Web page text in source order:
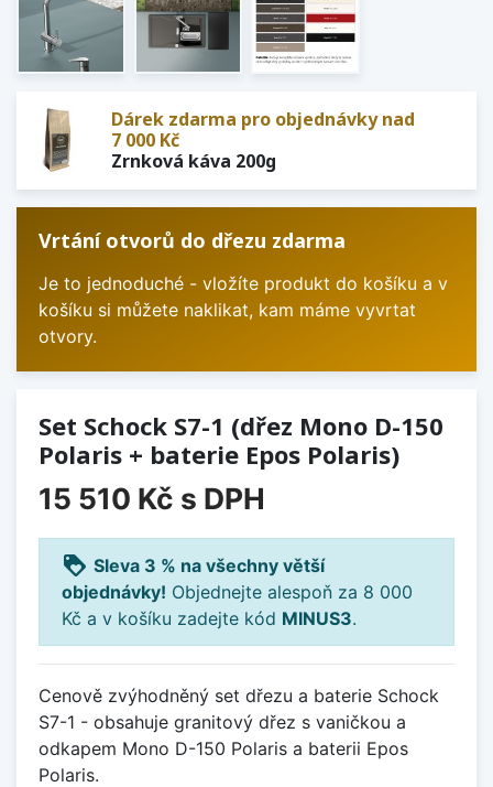
Dárek zdarma pro objednávky nad
7 000 Kč
Zrnková káva 200g
Vrtání otvorů do dřezu zdarma
Je to jednoduché - vložíte produkt do košíku a v
košíku si můžete naklikat, kam máme vyvrtat
otvory.
Set Schock S7-1 (dřez Mono D-150
Polaris + baterie Epos Polaris)
15 510 Kč s DPH
loyalty Sleva 3 % na všechny větší
objednávky! Objednejte alespoň za 8 000
Kč a v košíku zadejte kód MINUS3.
Cenově zvýhodněný set dřezu a baterie Schock
S7-1 - obsahuje granitový dřez s vaničkou a
odkapem Mono D-150 Polaris a baterii Epos
Polaris.